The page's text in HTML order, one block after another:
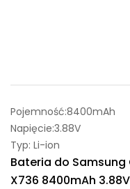
Pojemność:8400mAh
Napięcie:3.88V
Typ: Li-ion
Bateria do Samsung
X736 8400mAh 3.88V